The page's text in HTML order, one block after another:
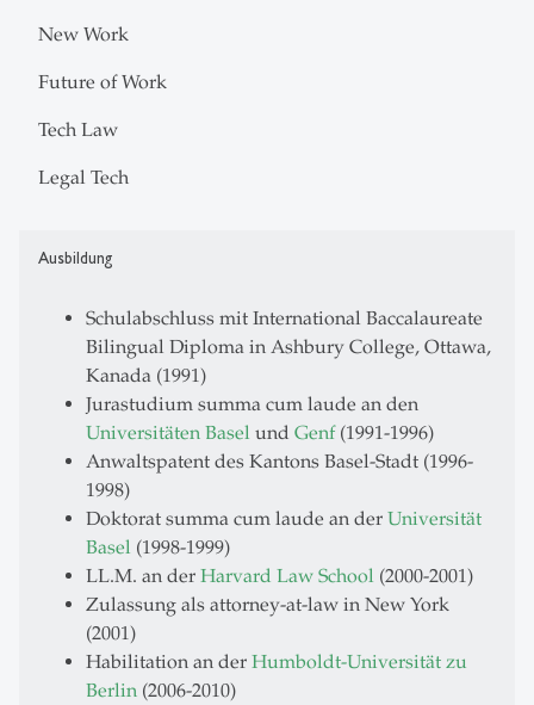
New Work
Future of Work
Tech Law
Legal Tech
Ausbildung
Schulabschluss mit International Baccalaureate
Bilingual Diploma in Ashbury College, Ottawa,
Kanada (1991)
Jurastudium summa cum laude an den
Universitäten Basel und Genf(1991-1996)
Anwaltspatent des Kantons Basel-Stadt (1996-
1998)
Doktorat summa cum laude an der Universität
Basel (1998-1999)
LL.M. an der Harvard Law School (2000-2001)
Zulassung als attorney-at-law in New York
(2001)
Habilitation an der Humboldt-Universität zu
Berlin (2006-2010)